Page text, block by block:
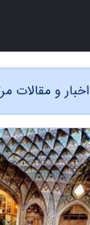
اخبار و مقالات